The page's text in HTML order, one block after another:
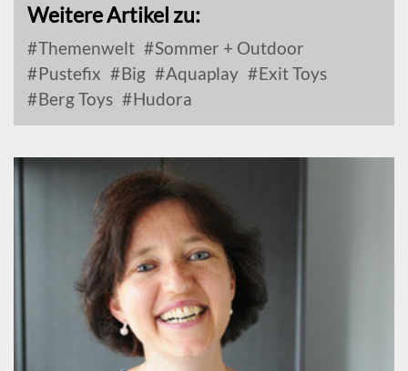
Weitere Artikel zu:
Themenwelt
Sommer + Outdoor
Pustefix
Big Aquaplay
Exit Toys
Berg Toys
Hudora